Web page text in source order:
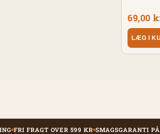
69,00
LÆG I
FRI FRAGT OVER 599 KR SMAGSGARANTI